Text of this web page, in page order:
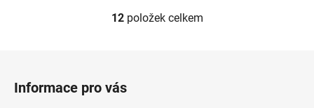
O
12položek celkem
Informace pro vás